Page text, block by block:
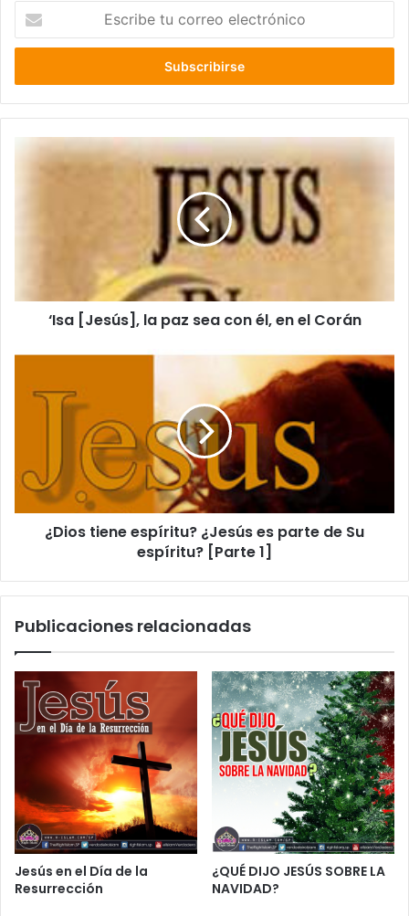
c
i
b
c
‘Isa [Jesús], la paz sea con él, en el Corán
¿Dios tiene espíritu? ¿Jesús es parte de Su
espíritu? [Parte 1]
Publicaciones relacionadas
Jesús en el Día de la
Resurrección
¿QUÉ DIJO JESÚS SOBRE LA
NAVIDAD?